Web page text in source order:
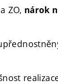
ZO, nárok